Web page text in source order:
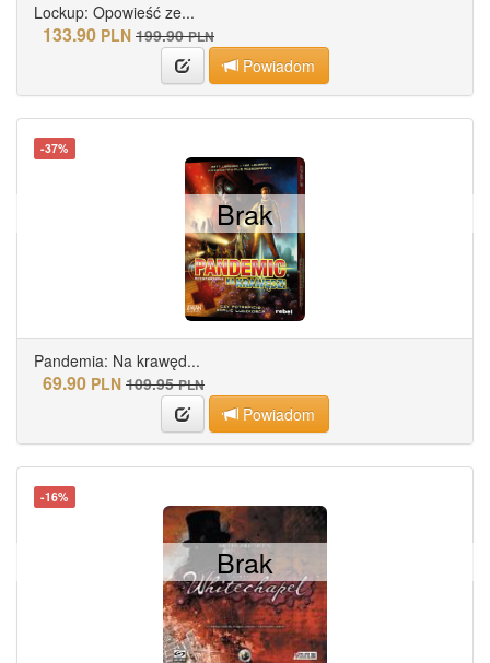
Lockup: Opowieść ze...
133.90 PLN 199.90 PLN
Powiadom
-37%
Pandemia: Na krawęd...
69.90 PLN 109.95 PLN
Powiadom
Brak
-16%
Brak